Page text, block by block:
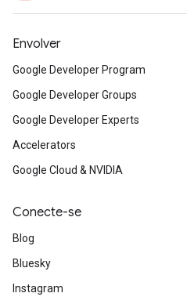
Envolver
Google Developer Program
Google Developer Groups
Google Developer Experts
Accelerators
Google Cloud & NVIDIA
Conecte-se
Blog
Bluesky
Instagram